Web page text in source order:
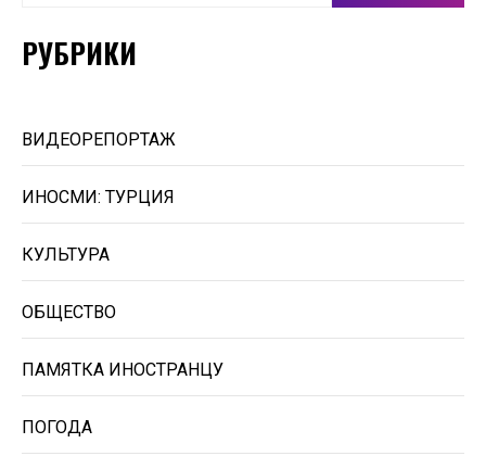
РУБРИКИ
ВИДЕОРЕПОРТАЖ
ИНОСМИ: ТУРЦИЯ
КУЛЬТУРА
ОБЩЕСТВО
ПАМЯТКА ИНОСТРАНЦУ
ПОГОДА